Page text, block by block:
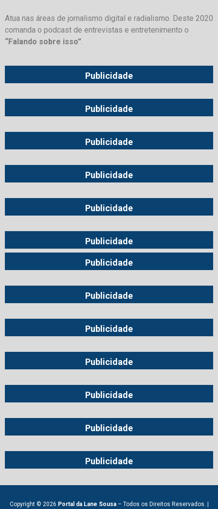
Atua nas áreas de jornalismo digital e radialismo. Deste 2020
comanda o podcast de entrevistas e entretenimento o
“Falando sobre isso”.
Publicidade
Publicidade
Publicidade
Publicidade
Publicidade
Publicidade
Publicidade
Publicidade
Publicidade
Publicidade
Publicidade
Publicidade
Publicidade
Copyright © 2026 Portal da Lane Sousa– Todos os Direitos Reservados. |